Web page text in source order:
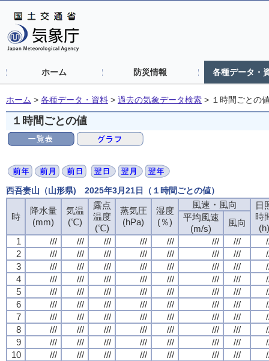
ホーム 防災情報 各種データ・
ホーム > 各種データ・資料 > 過去の気象データ検索 > １時間ごとの
１時間ごとの値
西吾妻山（山形県) 2025年3月21日（１時間ごとの値）
時
降水量
(mm)
気温
(℃)
露点
温度
(℃)
蒸気圧
(hPa)
湿度
(％)
風速・風向
日
時
(h)
平均風速
(m/s)
風向
1
/// /// /// /// /// /// ///
2
/// /// /// /// /// /// ///
3
/// /// /// /// /// /// ///
4
/// /// /// /// /// /// ///
5
/// /// /// /// /// /// ///
6
/// /// /// /// /// /// ///
7
/// /// /// /// /// /// ///
8
/// /// /// /// /// /// ///
9
/// /// /// /// /// /// ///
10
/// /// /// /// /// /// ///